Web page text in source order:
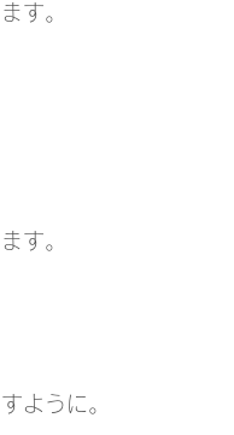
す。
す。
ように。